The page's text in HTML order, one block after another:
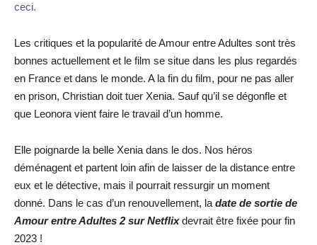
ceci.
Les critiques et la popularité de Amour entre Adultes sont très
bonnes actuellement et le film se situe dans les plus regardés
en France et dans le monde. A la fin du film, pour ne pas aller
en prison, Christian doit tuer Xenia. Sauf qu’il se dégonfle et
que Leonora vient faire le travail d’un homme.
Elle poignarde la belle Xenia dans le dos. Nos héros
déménagent et partent loin afin de laisser de la distance entre
eux et le détective, mais il pourrait ressurgir un moment
donné. Dans le cas d’un renouvellement, la date de sortie de
Amour entre Adultes 2 sur Netflixdevrait être fixée pour fin
2023 !